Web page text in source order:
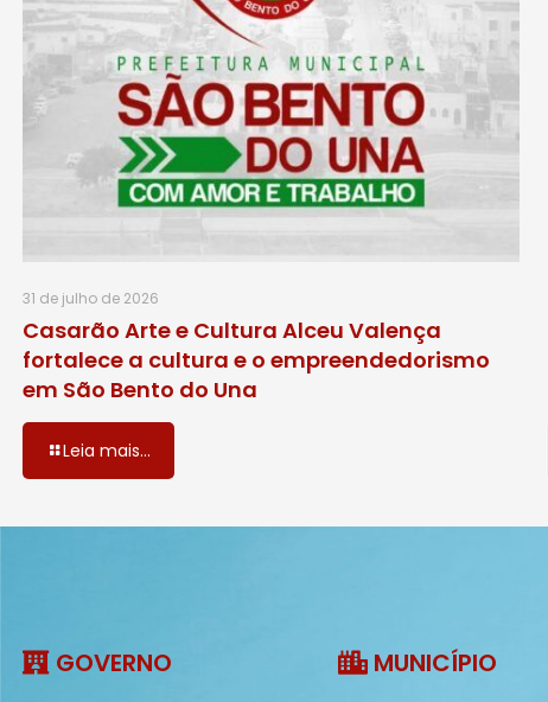
31 de julho de 2026
Casarão Arte e Cultura Alceu Valença
fortalece a cultura e o empreendedorismo
em São Bento do Una
Leia mais...
GOVERNO MUNICÍPIO